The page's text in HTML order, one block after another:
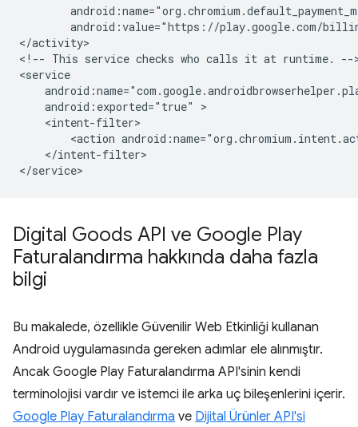
android:value="https://play.google.com/
</activity>
<!-- This service checks who calls it at runtime.
--
android:exported="true"
<action
</intent-filter>
Digital Goods API ve Google Play
Faturalandırma hakkında daha fazla
bilgi
Bu makalede, özellikle Güvenilir Web Etkinliği kullanan
Android uygulamasında gereken adımlar ele alınmıştır.
Ancak Google Play Faturalandırma API'sinin kendi
terminolojisi vardır ve istemci ile arka uç bileşenlerini içerir.
Google Play Faturalandırma ve Dijital Ürünler API'si